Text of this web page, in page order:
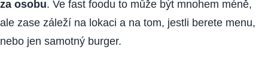
za osobu. Ve fast foodu to může být mnohem méně,
ale zase záleží na lokaci a na tom, jestli berete menu,
nebo jen samotný burger.